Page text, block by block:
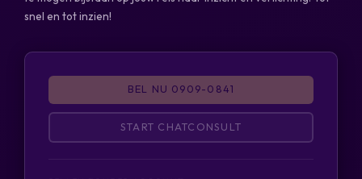
snel en tot inzien!
BEL NU 0909-0841
START CHATCONSULT